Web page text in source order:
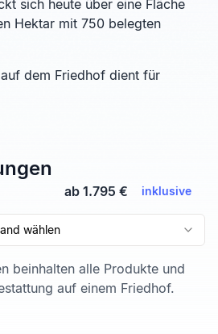
sich heute über eine Fläche
Hektar mit 750 belegten
dem Friedhof dient für
ab 1.795 € inklusive
wählen
beinhalten alle Produkte und
auf einem Friedhof.